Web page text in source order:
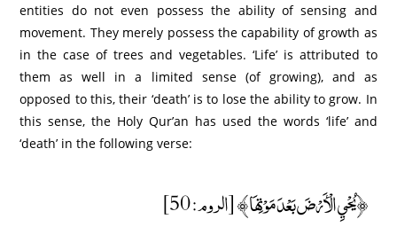
entities do not even possess the ability of sensing and
movement. They merely possess the capability of growth as
in the case of trees and vegetables. ‘Life’ is attributed to
them as well in a limited sense (of growing), and as
opposed to this, their ‘death’ is to lose the ability to grow. In
this sense, the Holy Qur’an has used the words ‘life’ and
‘death’ in the following verse:
﴿يُحْيِ الْأَرْضَ بَعْدَ مَوْتِهَا﴾ [الروم: 50]